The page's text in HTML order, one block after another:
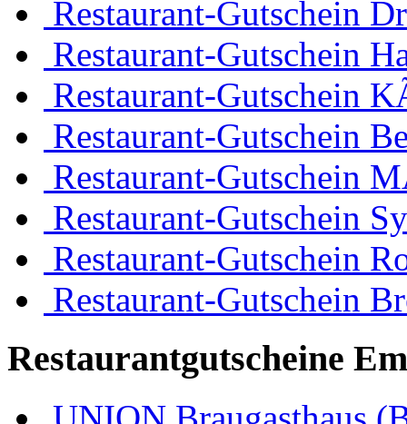
Restaurant-Gutschein
Restaurant-Gutschein
Restaurant-Gutschein
Restaurant-Gutschein
Restaurant-Gutschein
Restaurant-Gutschein
Restaurant-Gutschein
Restaurant-Gutschein
Restaurantgutscheine